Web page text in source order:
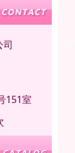
司
151室